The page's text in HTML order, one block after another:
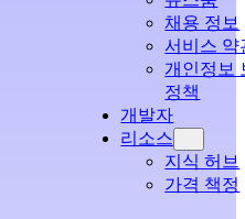
채용 정보
서비스 약
개인정보
정책
개발자
리소스
지식 허브
가격 책정